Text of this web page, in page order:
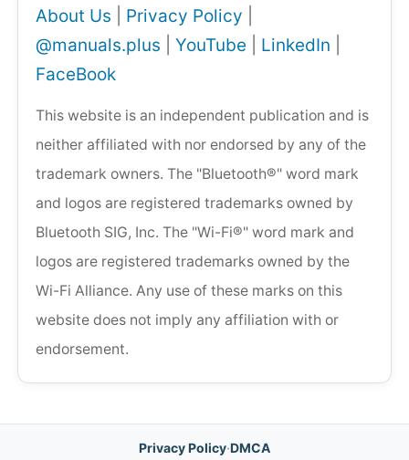
About Us
Privacy Policy
@manuals.plus
YouTube LinkedIn
FaceBook
This website is an independent publication and is
neither affiliated with nor endorsed by any of the
trademark owners. The "Bluetooth®" word mark
and logos are registered trademarks owned by
Bluetooth SIG, Inc. The "Wi-Fi®" word mark and
logos are registered trademarks owned by the
Wi-Fi Alliance. Any use of these marks on this
website does not imply any affiliation with or
endorsement.
Privacy Policy·DMCA